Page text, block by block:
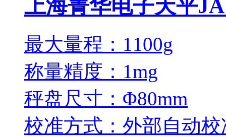
上海菁华电子天平
最大量程：1100g
称量精度：1mg
秤盘尺寸：Φ80mm
校准方式：外部自动校